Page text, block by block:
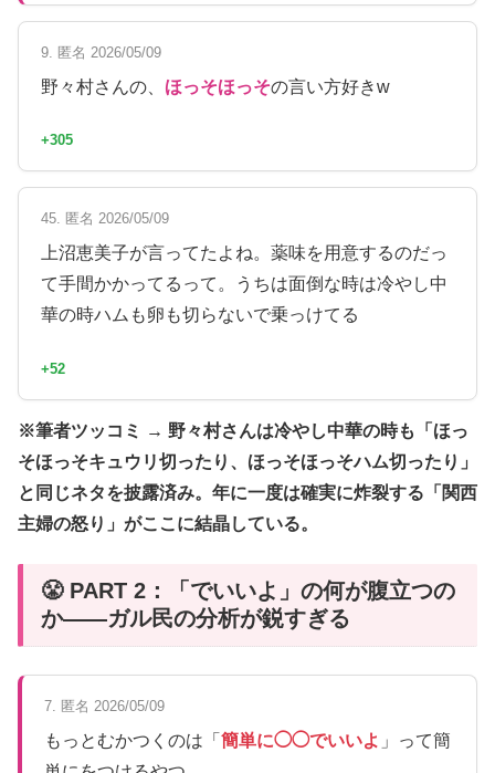
9. 匿名 2026/05/09
野々村さんの、 ほっそほっその言い方好きw
+305
45. 匿名 2026/05/09
上沼恵美子が言ってたよね。薬味を用意するのだっ
て手間かかってるって。うちは面倒な時は冷やし中
華の時ハムも卵も切らないで乗っけてる
+52
※筆者ツッコミ → 野々村さんは冷やし中華の時も「ほっ
そほっそキュウリ切ったり、ほっそほっそハム切ったり」
と同じネタを披露済み。年に一度は確実に炸裂する「関西
主婦の怒り」がここに結晶している。
😤 PART 2：「でいいよ」の何が腹立つの
か——ガル民の分析が鋭すぎる
7. 匿名 2026/05/09
もっとむかつくのは「 簡単に◯◯でいいよ 」って簡